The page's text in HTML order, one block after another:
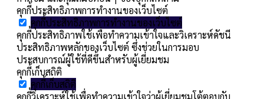
คุกกี้ประสิทธิภาพการทำงานของเว็บไซต์
คุกกี้ประสิทธิภาพการทำงานของเว็บไซต์
คุกกี้ประสิทธิภาพใช้เพื่อทำความเข้าใจและวิเคราะห์ดัชนี
ประสิทธิภาพหลักของเว็บไซต์ ซึ่งช่วยในการมอบ
ประสบการณ์ผู้ใช้ที่ดีขึ้นสำหรับผู้เยี่ยมชม
คุกกี้เก็บสถิติ
คุกกี้เก็บสถิติ
คุกกี้วิเคราะห์ใช้เพื่อทำความเข้าใจว่าผู้เยี่ยมชมโต้ตอบกับ